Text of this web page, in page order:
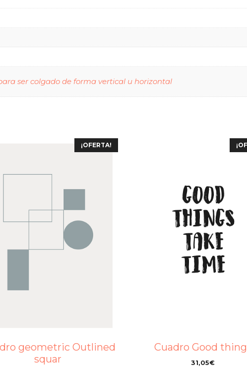
ser colgado de forma vertical u horizontal
¡OFERTA!
geometric Outlined
squar
Cuadro Good
31,05€